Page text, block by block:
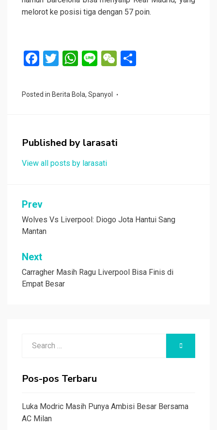
melorot ke posisi tiga dengan 57 poin.
F
ce
o
k
T
tt
W
at
p
p
Li
e
W
C
Posted in Berita Bola, Spanyol
Published by larasati
View all posts by larasati
Navigasi
pos
Prev
Wolves Vs Liverpool: Diogo Jota Hantui Sang
Mantan
Next
Carragher Masih Ragu Liverpool Bisa Finis di
Empat Besar
SEARCH
Pos-pos Terbaru
Luka Modric Masih Punya Ambisi Besar Bersama
AC Milan